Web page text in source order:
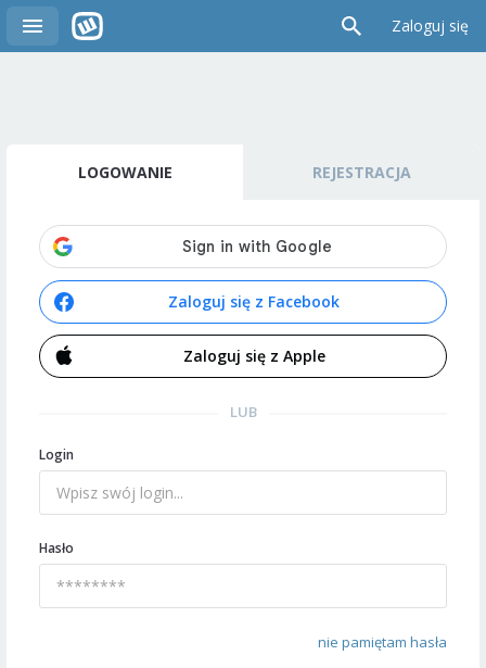
Zaloguj się
LOGOWANIE REJESTRACJA
Zaloguj się z Facebook
Zaloguj się z Apple
LUB
Login
Hasło
nie pamiętam hasła